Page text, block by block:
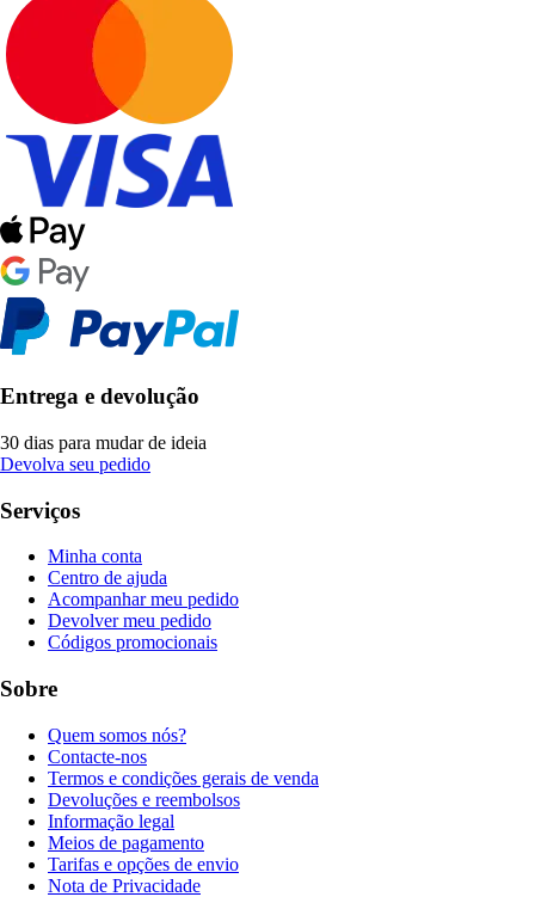
Entrega e devolução
30 dias para mudar de ideia
Devolva seu pedido
Serviços
Minha conta
Centro de ajuda
Acompanhar meu pedido
Devolver meu pedido
Códigos promocionais
Sobre
Quem somos nós?
Contacte-nos
Termos e condições gerais de venda
Devoluções e reembolsos
Informação legal
Meios de pagamento
Tarifas e opções de envio
Nota de Privacidade